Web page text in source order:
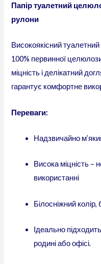
Папір туалетний
рулони
Високоякісний туалетний
100% первинної
міцність і делікатний
гарантує комфортне
Переваги:
Надзвичайно
Висока міцність –
використанні
Білосніжний колір,
Ідеально
родині або офісі.